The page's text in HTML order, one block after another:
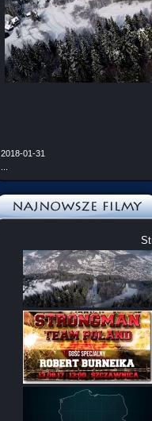
2018-01-31